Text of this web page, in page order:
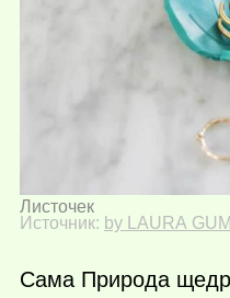
Листочек
Источник: by LAURA
Сама Природа